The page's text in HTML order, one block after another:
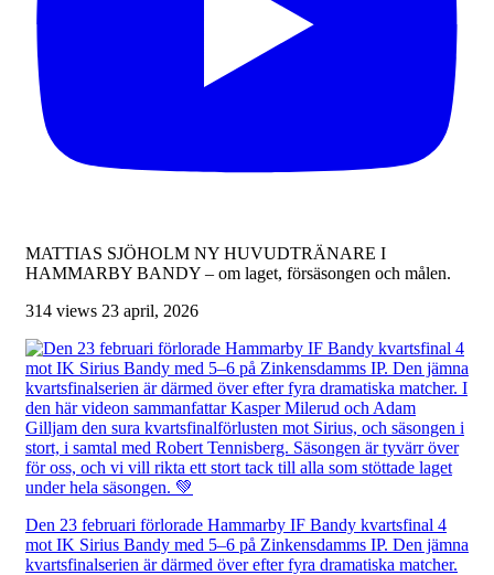
MATTIAS SJÖHOLM NY HUVUDTRÄNARE I
HAMMARBY BANDY – om laget, försäsongen och målen.
314 views 23 april, 2026
Den 23 februari förlorade Hammarby IF Bandy kvartsfinal 4
mot IK Sirius Bandy med 5–6 på Zinkensdamms IP. Den jämna
kvartsfinalserien är därmed över efter fyra dramatiska matcher.